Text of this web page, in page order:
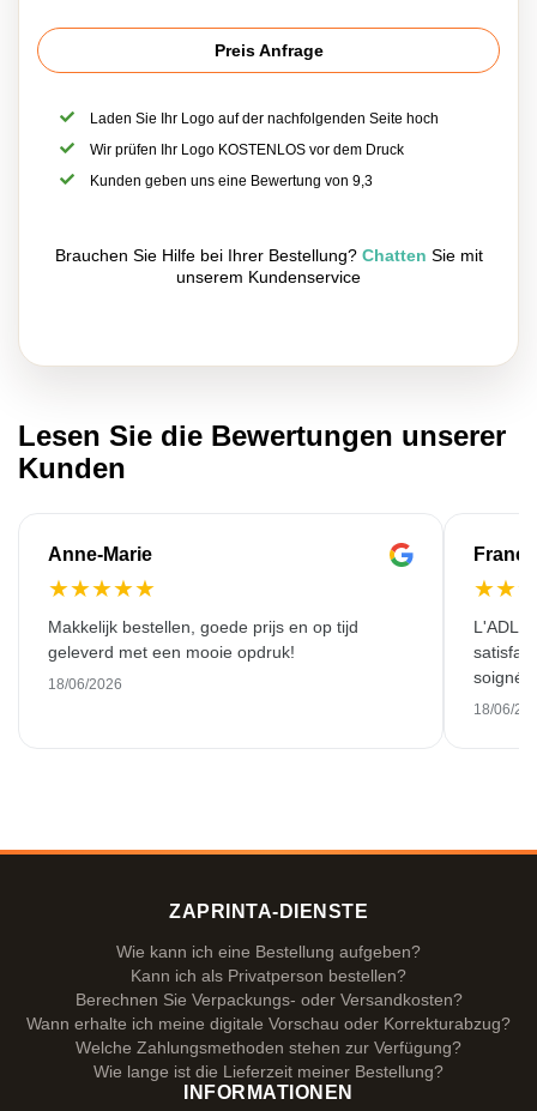
Preis Anfrage
Laden Sie Ihr Logo auf der nachfolgenden Seite hoch
Wir prüfen Ihr Logo KOSTENLOS vor dem Druck
Kunden geben uns eine Bewertung von 9,3
Brauchen Sie Hilfe bei Ihrer Bestellung? Chatten Sie mit
unserem Kundenservice
Lesen Sie die Bewertungen unserer
Kunden
Anne-Marie
★★★★★
Makkelijk bestellen, goede prijs en op tijd
geleverd met een mooie opdruk!
18/06/2026
★★
L'ADL
soigné
18/06/
ZAPRINTA-DIENSTE
Wie kann ich eine Bestellung aufgeben?
Kann ich als Privatperson bestellen?
Berechnen Sie Verpackungs- oder Versandkosten?
Wann erhalte ich meine digitale Vorschau oder Korrekturabzug?
Welche Zahlungsmethoden stehen zur Verfügung?
Wie lange ist die Lieferzeit meiner Bestellung?
INFORMATIONEN